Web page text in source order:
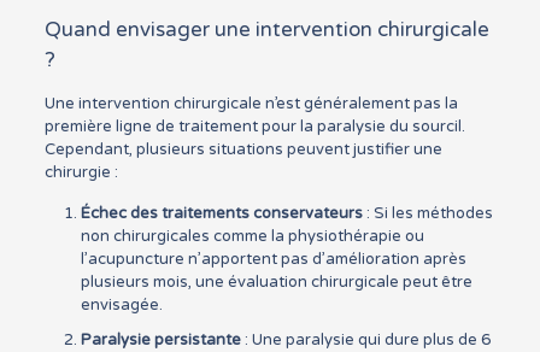
Quand envisager une intervention chirurgicale
?
Une intervention chirurgicale n’est généralement pas la
première ligne de traitement pour la paralysie du sourcil.
Cependant, plusieurs situations peuvent justifier une
chirurgie :
Échec des traitements conservateurs: Si les méthodes
non chirurgicales comme la physiothérapie ou
l’acupuncture n’apportent pas d’amélioration après
plusieurs mois, une évaluation chirurgicale peut être
envisagée.
Paralysie persistante : Une paralysie qui dure plus de 6